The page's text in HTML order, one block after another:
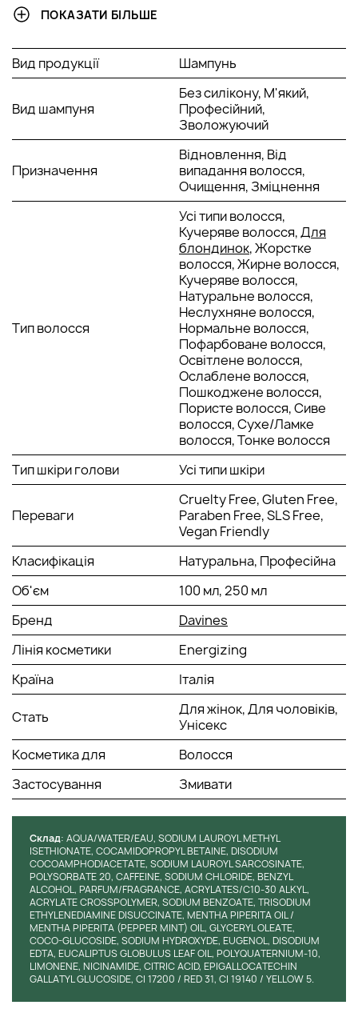
Активні компоненти Davines Energizing Shampoo:
голови;
Олія з м'яти – для тривалого відчуття свіжості;
Екстракти, отримані з евкаліпту та мирту – дають
антибактеріальні властивості;
Натуральні антиоксиданти.
Варто сказати, що шампуні із рангу космецевтики
працюють краще, коли їх доповнюють іншими засобами з
лінії. У лінію
спеціально включені продукти, які
гармонійно доповнюють один одного, і за рахунок цього
проблема з посиленим випаданням волосся вирішується
ПОКАЗАТИ БІЛЬШЕ
Вид продукції Шампунь
Вид шампуня
Без силікону, М'який,
Професійний,
Зволожуючий
Призначення
Відновлення, Від
випадання волосся,
Очищення, Зміцнення
Тип волосся
Усі типи волосся,
Кучеряве волосся,Для
блондинок, Жорстке
волосся, Жирне волосся,
Кучеряве волосся,
Натуральне волосся,
Неслухняне волосся,
Нормальне волосся,
Пофарбоване волосся,
Освітлене волосся,
Ослаблене волосся,
Пошкоджене волосся,
Пористе волосся, Сиве
волосся, Сухе/Ламке
волосся, Тонке волосся
Тип шкіри голови
Усі типи шкіри
Переваги
Cruelty Free, Gluten Free,
Paraben Free, SLS Free,
Vegan Friendly
Класифікація
Натуральна, Професійна
Об'єм
100 мл, 250 мл
Бренд
Davines
Лінія косметики
Energizing
Країна
Італія
Стать
Для жінок, Для чоловіків,
Унісекс
Косметика для
Волосся
Застосування
Змивати
Cклад: AQUA/WATER/EAU, SODIUM LAUROYL METHYL
ISETHIONATE, COCAMIDOPROPYL BETAINE, DISODIUM
COCOAMPHODIACETATE, SODIUM LAUROYL SARCOSINATE,
POLYSORBATE 20, CAFFEINE, SODIUM CHLORIDE, BENZYL
ALCOHOL, PARFUM/FRAGRANCE, ACRYLATES/C10-30 ALKYL,
ACRYLATE CROSSPOLYMER, SODIUM BENZOATE, TRISODIUM
ETHYLENEDIAMINE DISUCCINATE, MENTHA PIPERITA OIL /
MENTHA PIPERITA (PEPPER MINT) OIL, GLYCERYL OLEATE,
COCO-GLUCOSIDE, SODIUM HYDROXYDE, EUGENOL, DISODIUM
EDTA, EUCALIPTUS GLOBULUS LEAF OIL, POLYQUATERNIUM-10,
LIMONENE, NICINAMIDE, CITRIC ACID, EPIGALLOCATECHIN
GALLATYL GLUCOSIDE, CI 17200 / RED 31, CI 19140 / YELLOW 5.